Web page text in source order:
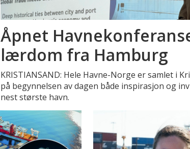
Åpnet
lærdom fra Hamburg
KRISTIANSAND: Hele Havne-Norge er samlet i
på begynnelsen av dagen både inspirasjon og
nest største havn.